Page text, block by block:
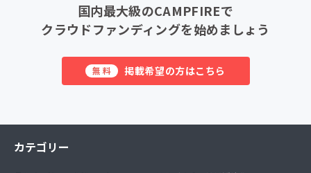
国内最大級のCAMPFIREで
クラウドファンディングを始めましょう
無料 掲載希望の方はこちら
カテゴリー